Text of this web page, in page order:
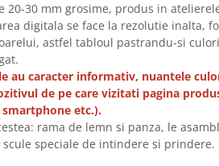
20-30 mm grosime, produs in
digitala se face la rezolutie inalta,
astfel tabloul pastrandu-si
au caracter informativ, nuantele
de pe care vizitati pagina
etc.).
rama de lemn si panza, le
speciale de intindere si prindere.